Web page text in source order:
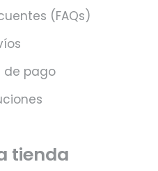
(FAQs)
de pago
tienda